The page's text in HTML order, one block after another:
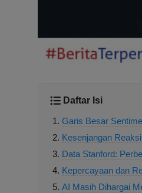
Daftar Isi
Garis Besar
Kesenjangan
Data Stanford:
Kepercayaan dan
AI Masih Dihargai